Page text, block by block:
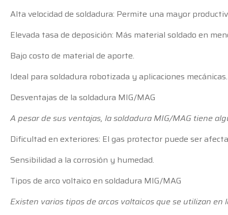
Alta velocidad de soldadura: Permite una mayor
Elevada tasa de deposición: Más material soldado en
Bajo costo de material de aporte.
Ideal para soldadura robotizada y aplicaciones mecánicas.
Desventajas de la soldadura MIG/MAG
A pesar de sus ventajas, la soldadura MIG/MAG tiene
Dificultad en exteriores: El gas protector puede ser
Sensibilidad a la corrosión y humedad.
Tipos de arco voltaico en soldadura MIG/MAG
Existen varios tipos de arcos voltaicos que se utilizan